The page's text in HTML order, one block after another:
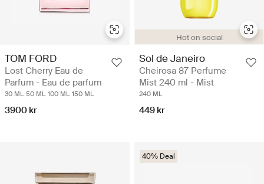
TOM FORD
Lost Cherry Eau de
Parfum - Eau de parfum
30 ML 50 ML 100 ML 150 ML
3900 kr
Hot on social
Sol de Janeiro
Cheirosa 87 Perfume
Mist 240 ml - Mist
240 ML
449 kr
40% Deal